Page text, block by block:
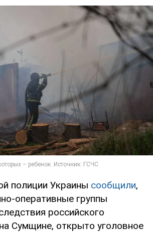
полиции Украины сообщили,
оперативные группы
российского
Сумщине, открыто уголовное